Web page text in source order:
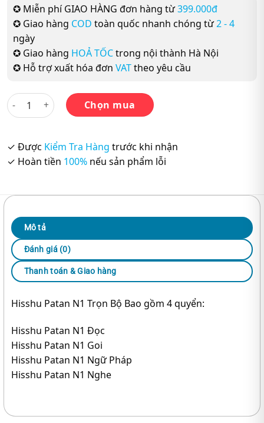
✪ Miễn phí GIAO HÀNG đơn hàng từ399.000đ
✪ Giao hàng COD toàn quốc nhanh chóng từ2 - 4
ngày
✪ Giao hàng HOẢ TỐCtrong nội thành Hà Nội
✪ Hỗ trợ xuất hóa đơn VATtheo yêu cầu
Hisshu Patan N1 Trọn Bộ 4 cuốn số lượng
Chọn mua
✓ Được Kiểm Tra Hàng trước khi nhận
✓ Hoàn tiền 100% nếu sản phẩm lỗi
Mô tả
Đánh giá (0)
Thanh toán & Giao hàng
Hisshu Patan N1 Trọn Bộ Bao gồm 4 quyển:
Hisshu Patan N1 Đọc
Hisshu Patan N1 Goi
Hisshu Patan N1 Ngữ Pháp
Hisshu Patan N1 Nghe